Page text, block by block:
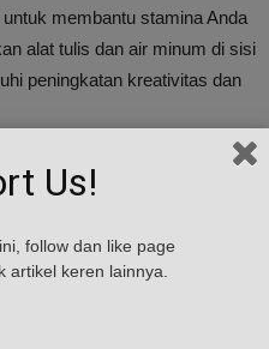
membantu stamina Anda
alat tulis dan air minum di sisi
peningkatan kreativitas dan
orang tersayang?
Pilihlah foto-foto yang
semangat kerja.
Us!
follow dan like page
artikel keren lainnya.